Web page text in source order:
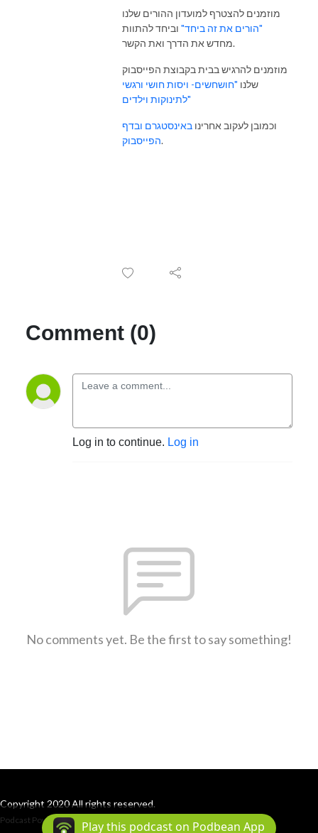
מוזמנים להצטרף למועדון ההורים שלנו
"הורים את זה ביחד" וביחד להתוות
מחדש את הדרך ואת הקשר.
מוזמנים להרגיש בבית בקבוצת הפייסבוק
שלנו "חושחשים- ויסות חושי ורגשי
לתינוקות וילדים"
וכמובן לעקוב אחרינו באינסטגרם ובדף
הפייסבוק.
Comment (0)
Log in to continue. Log in
No comments yet. Be the first to say something!
Copyright 2020 All rights reserved.
Podcast Powered By Podbean
Play this podcast on Podbean App